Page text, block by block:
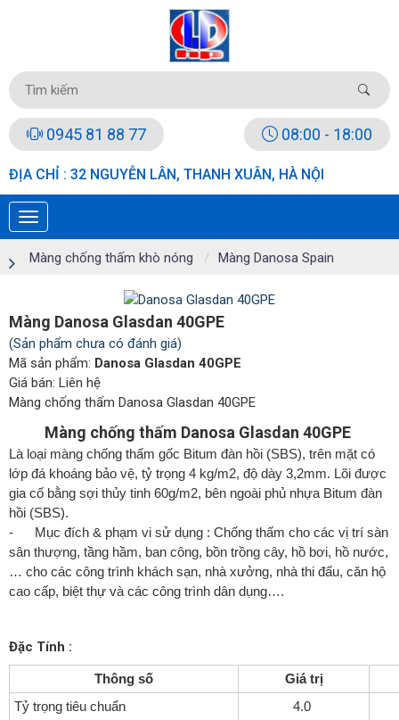
0945 81 88 77 08:00 - 18:00
ĐỊA CHỈ : 32 NGUYỄN LÂN, THANH XUÂN, HÀ NỘI
Màng chống thấm khò nóng Màng Danosa Spain
Màng Danosa Glasdan 40GPE
(Sản phẩm chưa có đánh giá)
Mã sản phẩm: Danosa Glasdan 40GPE
Giá bán: Liên hệ
Màng chống thấm Danosa Glasdan 40GPE
Màng chống thấm Danosa Glasdan 40GPE
Là loại màng chống thấm gốc Bitum đàn hồi (SBS), trên mặt có
lớp đá khoáng bảo vệ, tỷ trọng 4 kg/m2, độ dày 3,2mm. Lõi được
gia cố bằng sợi thủy tinh 60g/m2, bên ngoài phủ nhựa Bitum đàn
hồi (SBS).
- Mục đích & phạm vi sử dụng : Chống thấm cho các vị trí sàn
sân thượng, tầng hầm, ban công, bồn trồng cây, hồ bơi, hồ nước,
… cho các công trình khách sạn, nhà xưởng, nhà thi đấu, căn hộ
cao cấp, biệt thự và các công trình dân dụng….
Đặc Tính :
Thông số
Giá trị
Tỷ trọng tiêu chuẩn
4.0